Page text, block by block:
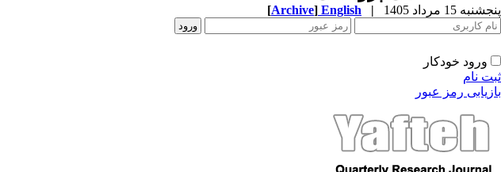
پنجشنبه 15 مرداد 1405 |
English
[Archive]
ورود خودکار
ثبت نام
بازیابی رمز عبور